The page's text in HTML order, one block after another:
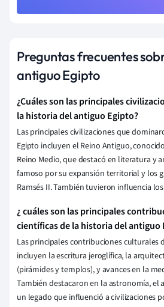
Preguntas frecuentes
antiguo Egipto
¿Cuáles son las principales
la historia del antiguo Egipto?
Las principales civilizaciones que
Egipto incluyen el Reino Antiguo,
Reino Medio, que destacó en literatura y
famoso por su expansión territorial y los
Ramsés II. También tuvieron influencia
¿ cuáles son las principales
científicas de la historia del antiguo
Las principales contribuciones culturales
incluyen la escritura jeroglífica, la
(pirámides y templos), y avances en la
También destacaron en la astronomía, el
un legado que influenció a civilizaciones